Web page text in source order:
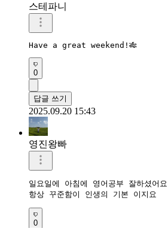
스테파니
Have a great weekend!🎋
0
답글 쓰기
2025.09.20 15:43
영진왕빠
일요일에 아침에 영어공부 잘하셨어요
항상 꾸준함이 인생의 기본 이지요
0